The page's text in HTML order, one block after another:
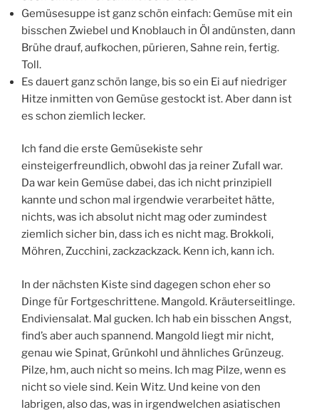
Gemüsesuppe ist ganz schön einfach: Gemüse mit ein
bisschen Zwiebel und Knoblauch in Öl andünsten, dann
Brühe drauf, aufkochen, pürieren, Sahne rein, fertig.
Toll.
Es dauert ganz schön lange, bis so ein Ei auf niedriger
Hitze inmitten von Gemüse gestockt ist. Aber dann ist
es schon ziemlich lecker.
Ich fand die erste Gemüsekiste sehr
einsteigerfreundlich, obwohl das ja reiner Zufall war.
Da war kein Gemüse dabei, das ich nicht prinzipiell
kannte und schon mal irgendwie verarbeitet hätte,
nichts, was ich absolut nicht mag oder zumindest
ziemlich sicher bin, dass ich es nicht mag. Brokkoli,
Möhren, Zucchini, zackzackzack. Kenn ich, kann ich.
In der nächsten Kiste sind dagegen schon eher so
Dinge für Fortgeschrittene. Mangold. Kräuterseitlinge.
Endiviensalat. Mal gucken. Ich hab ein bisschen Angst,
find’s aber auch spannend. Mangold liegt mir nicht,
genau wie Spinat, Grünkohl und ähnliches Grünzeug.
Pilze, hm, auch nicht so meins. Ich mag Pilze, wenn es
nicht so viele sind. Kein Witz. Und keine von den
labrigen, also das, was in irgendwelchen asiatischen